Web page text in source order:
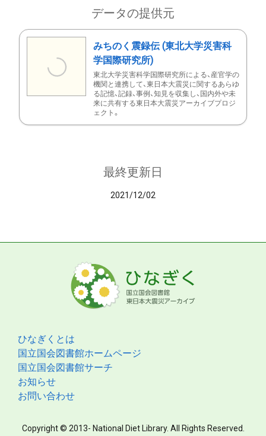
データの提供元
みちのく震録伝 (東北大学災害科
学国際研究所)
東北大学災害科学国際研究所による、産官学の
機関と連携して、東日本大震災に関するあらゆ
る記憶、記録、事例、知見を収集し、国内外や未
来に共有する東日本大震災アーカイブプロジ
ェクト。
最終更新日
2021/12/02
ひなぎくとは
国立国会図書館ホームページ
国立国会図書館サーチ
お知らせ
お問い合わせ
Copyright © 2013- National Diet Library. All Rights Reserved.